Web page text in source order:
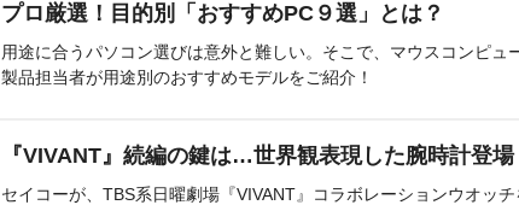
プロ厳選！目的別「おすすめPC９選」とは？
用途に合うパソコン選びは意外と難しい。そこで、マウスコンピュ
製品担当者が用途別のおすすめモデルをご紹介！
『VIVANT』続編の鍵は…世界観表現した腕時計登場
セイコーが、TBS系日曜劇場『VIVANT』コラボレーションウオッチ